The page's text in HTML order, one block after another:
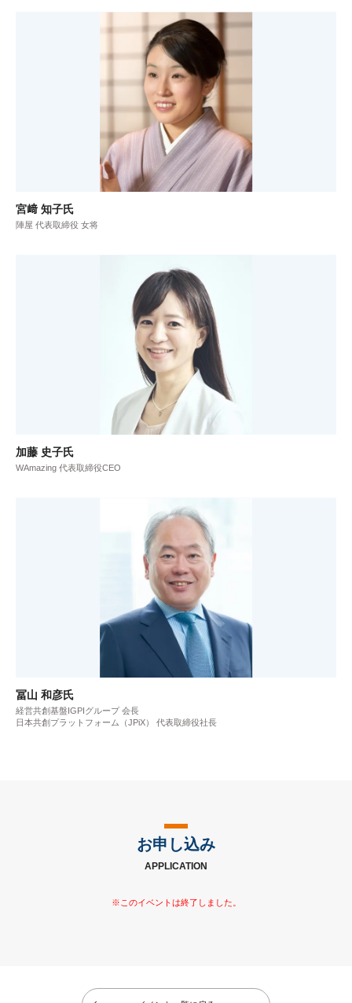
宮﨑 知子氏
陣屋 代表取締役 女将
加藤 史子氏
WAmazing 代表取締役CEO
冨山 和彦氏
経営共創基盤IGPIグループ 会長
日本共創プラットフォーム（JPiX） 代表取締役社長
お申し込み
APPLICATION